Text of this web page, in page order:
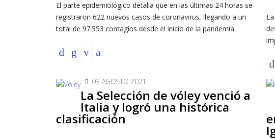
El parte epidemiológico detalla que en las últimas 24 horas se
registraron 622 nuevos casos de coronavirus, llegando a un
total de 97.553 contagios desde el inicio de la pandemia.
03 AGOSTO 2021
La Selección de vóley venció a
Italia y logró una histórica
clasificación